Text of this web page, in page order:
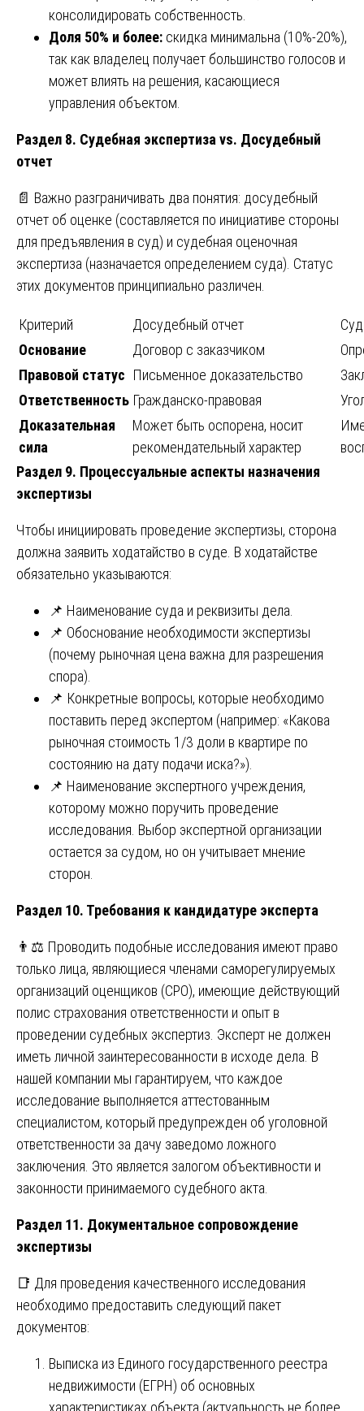
консолидировать собственность.
Доля 50% и более: скидка минимальна (10%-20%),
так как владелец получает большинство голосов и
может влиять на решения, касающиеся
управления объектом.
Раздел 8. Судебная экспертиза vs. Досудебный
отчет
📄 Важно разграничивать два понятия: досудебный
отчет об оценке (составляется по инициативе стороны
для предъявления в суд) и судебная оценочная
экспертиза (назначается определением суда). Статус
этих документов принципиально различен.
Критерий Досудебный отчет
Основание
Договор с заказчиком
Правовой статус Письменное доказательство
Ответственность Гражданско-правовая
Доказательная
сила
Может быть оспорена, носит
рекомендательный характер
Раздел 9. Процессуальные аспекты назначения
экспертизы
Чтобы инициировать проведение экспертизы, сторона
должна заявить ходатайство в суде. В ходатайстве
обязательно указываются:
📌 Наименование суда и реквизиты дела.
📌 Обоснование необходимости экспертизы
(почему рыночная цена важна для разрешения
спора).
📌 Конкретные вопросы, которые необходимо
поставить перед экспертом (например: «Какова
рыночная стоимость 1/3 доли в квартире по
состоянию на дату подачи иска?»).
📌 Наименование экспертного учреждения,
которому можно поручить проведение
исследования. Выбор экспертной организации
остается за судом, но он учитывает мнение
сторон.
Раздел 10. Требования к кандидатуре эксперта
👨⚖️ Проводить подобные исследования имеют право
только лица, являющиеся членами саморегулируемых
организаций оценщиков (СРО), имеющие действующий
полис страхования ответственности и опыт в
проведении судебных экспертиз. Эксперт не должен
иметь личной заинтересованности в исходе дела. В
нашей компании мы гарантируем, что каждое
исследование выполняется аттестованным
специалистом, который предупрежден об уголовной
ответственности за дачу заведомо ложного
заключения. Это является залогом объективности и
законности принимаемого судебного акта.
Раздел 11. Документальное сопровождение
экспертизы
📑 Для проведения качественного исследования
необходимо предоставить следующий пакет
документов:
Выписка из Единого государственного реестра
недвижимости (ЕГРН) об основных
характеристиках объекта (актуальность не более